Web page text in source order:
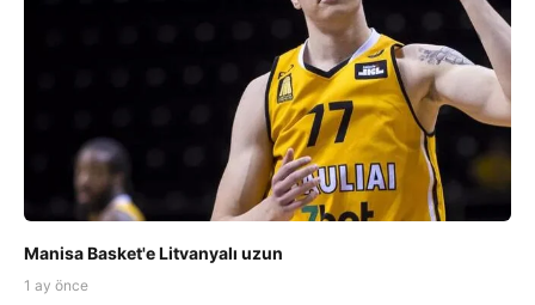
Manisa Basket'e Litvanyalı uzun
1 ay önce